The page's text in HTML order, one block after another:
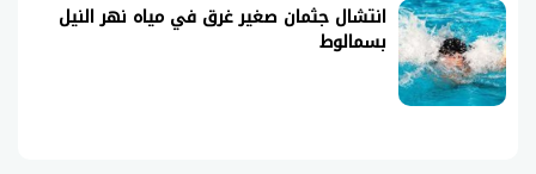
انتشال جثمان صغير غرق في مياه نهر النيل
بسمالوط